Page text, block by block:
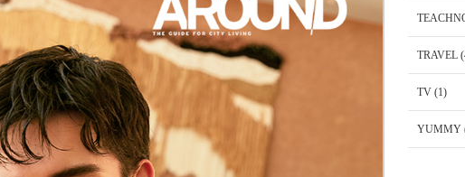
TRAVEL
TV(1)
YUMMY